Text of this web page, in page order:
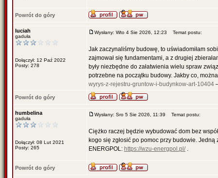
Powrót do góry
luciah
gaduła
Dołączył: 12 Paź 2022
Posty: 278
Wysłany: Wto 4 Sie 2026, 12:23 Temat postu:
Jak zaczynaliśmy budowę, to uświadomiłam
zajmował się fundamentami, a z drugiej
były niezbędne do załatwienia wielu spraw
potrzebne na początku budowy. Jakby co,
wyrys-z-rejestru-gruntow-i-budynkow-art-10404
Powrót do góry
humbelina
gaduła
Dołączył: 08 Lut 2021
Posty: 265
Wysłany: Sro 5 Sie 2026, 11:39 Temat postu:
Ciężko raczej będzie wybudować dom bez
kogo się zgłosić po pomoc przy budowie.
ENERGPOL: https://wzu-energpol.pl/.
Powrót do góry